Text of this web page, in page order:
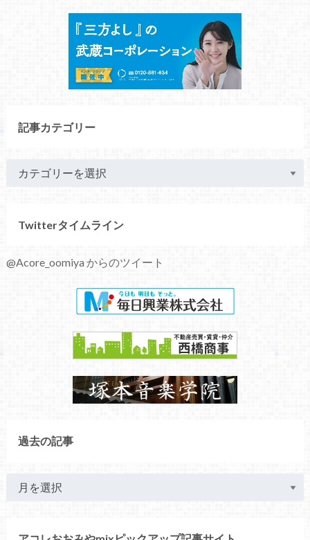
記事カテゴリー
Twitterタイムライン
@Acore_oomiya からのツイート
過去の記事